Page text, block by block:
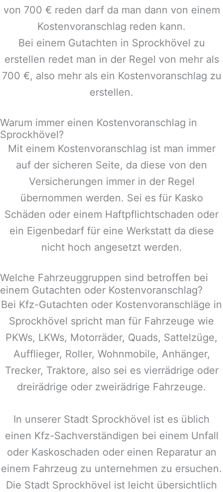
von 700 € reden darf da man dann von einem
Kostenvoranschlag reden kann.
Bei einem Gutachten in Sprockhövel zu
erstellen redet man in der Regel von mehr als
700 €, also mehr als ein Kostenvoranschlag zu
erstellen.
Warum immer einen Kostenvoranschlag in
Sprockhövel?
Mit einem Kostenvoranschlag ist man immer
auf der sicheren Seite, da diese von den
Versicherungen immer in der Regel
übernommen werden. Sei es für Kasko
Schäden oder einem Haftpflichtschaden oder
ein Eigenbedarf für eine Werkstatt da diese
nicht hoch angesetzt werden.
Welche Fahrzeuggruppen sind betroffen bei
einem Gutachten oder Kostenvoranschlag?
Bei Kfz-Gutachten oder Kostenvoranschläge in
Sprockhövel spricht man für Fahrzeuge wie
PKWs, LKWs, Motorräder, Quads, Sattelzüge,
Aufflieger, Roller, Wohnmobile, Anhänger,
Trecker, Traktore, also sei es vierrädrige oder
dreirädrige oder zweirädrige Fahrzeuge.
In unserer Stadt Sprockhövel ist es üblich
einen Kfz-Sachverständigen bei einem Unfall
oder Kaskoschaden oder einen Reparatur an
einem Fahrzeug zu unternehmen zu ersuchen.
Die Stadt Sprockhövel ist leicht übersichtlich